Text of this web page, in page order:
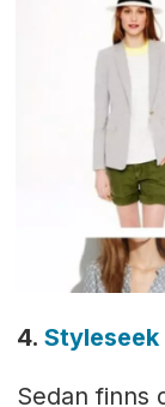
4. Styleseek
Sedan finns